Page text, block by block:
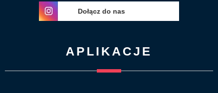
Dołącz do nas
APLIKACJE